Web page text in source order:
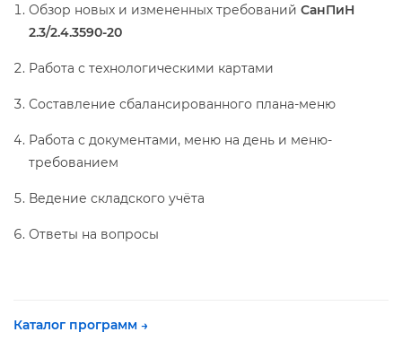
Обзор новых и измененных требований СанПиН
2.3/2.4.3590-20
Работа с технологическими картами
Составление сбалансированного плана-меню
Работа с документами, меню на день и меню-
требованием
едение складского учёта
Ответы на вопросы
Каталог программ →